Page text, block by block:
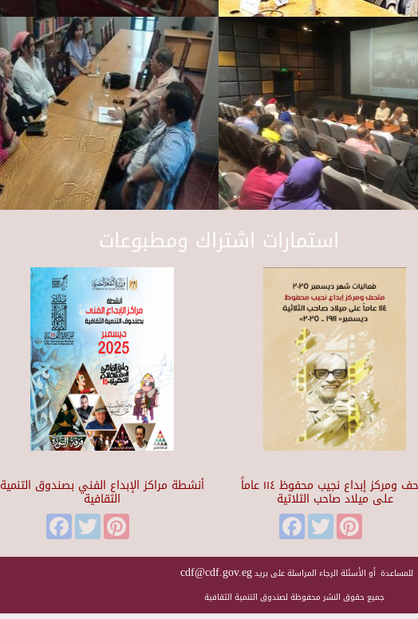
استمارات اشتراك ومطبوعات
أنشطة مراكز الإبداع الفني بصندوق التنمية
الثقافية
FacebookTwitterPinterest
متحف ومركز إبداع نجيب محفوظ ١١٤ عاماً
على ميلاد صاحب الثلاثية
FacebookTwitter
للمساعدة أو الأسئلة الرجاء المراسلة على بريدcdf@cdf.gov.eg
جميع حقوق النشر محفوظة لصندوق التنمية الثقافية